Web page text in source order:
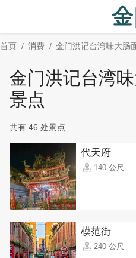
主
要
首页 消费 金门洪记台湾味大肠
金门洪记台湾
景点
共有 46 处景点
代天府
140 公尺
模范街
240 公尺